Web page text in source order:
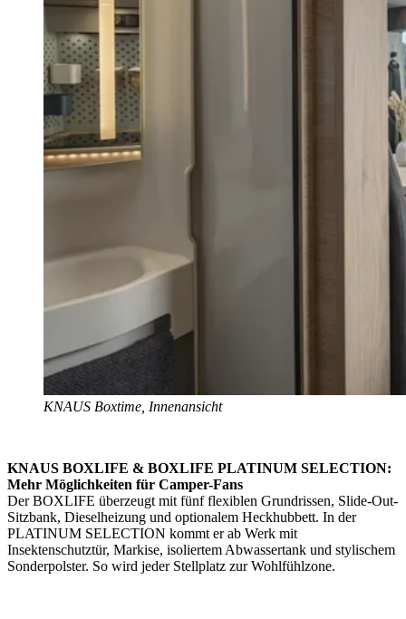
KNAUS Boxtime, Innenansicht
KNAUS BOXLIFE & BOXLIFE PLATINUM SELECTION:
Mehr Möglichkeiten für Camper-Fans
Der BOXLIFE überzeugt mit fünf flexiblen Grundrissen, Slide-Out-
Sitzbank, Dieselheizung und optionalem Heckhubbett. In der
PLATINUM SELECTION kommt er ab Werk mit
Insektenschutztür, Markise, isoliertem Abwassertank und stylischem
Sonderpolster. So wird jeder Stellplatz zur Wohlfühlzone.